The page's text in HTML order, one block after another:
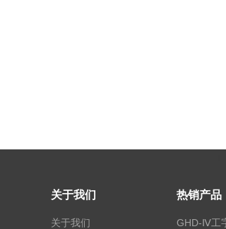
关于我们
关于我们
热销产品
GHD-Ⅳ工